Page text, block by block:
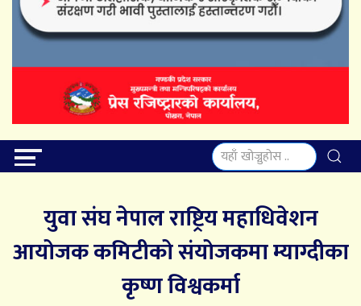
युवा संघ नेपाल राष्ट्रिय महाधिवेशन
आयोजक कमिटीको संयोजकमा म्याग्दीका
कृष्ण विश्वकर्मा